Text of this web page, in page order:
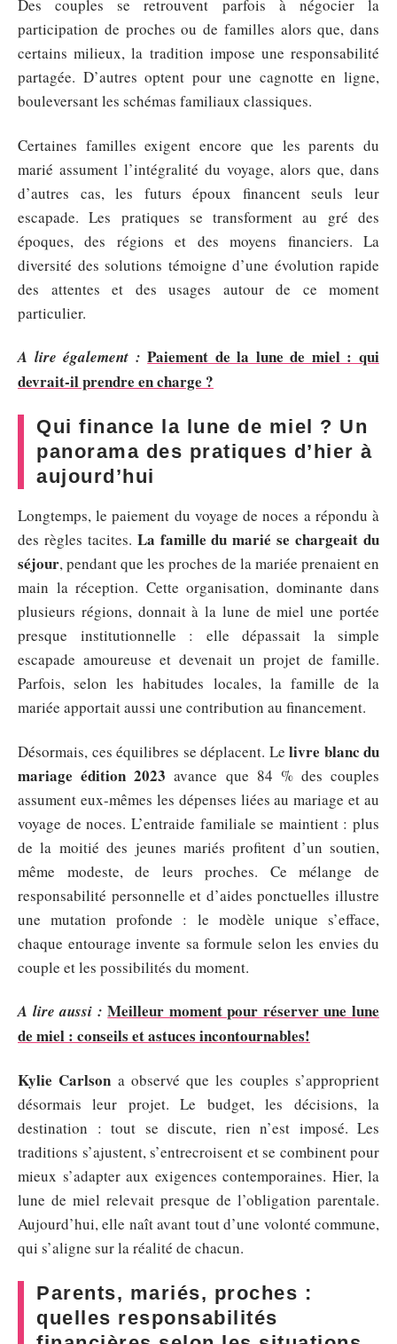
Des couples se retrouvent parfois à négocier la
participation de proches ou de familles alors que, dans
certains milieux, la tradition impose une responsabilité
partagée. D’autres optent pour une cagnotte en ligne,
bouleversant les schémas familiaux classiques.
Certaines familles exigent encore que les parents du
marié assument l’intégralité du voyage, alors que, dans
d’autres cas, les futurs époux financent seuls leur
escapade. Les pratiques se transforment au gré des
époques, des régions et des moyens financiers. La
diversité des solutions témoigne d’une évolution rapide
des attentes et des usages autour de ce moment
particulier.
A lire également : Paiement de la lune de miel : qui
devrait-il prendre en charge ?
Qui finance la lune de miel ? Un
panorama des pratiques d’hier à
aujourd’hui
Longtemps, le paiement du voyage de noces a répondu à
des règles tacites. La famille du marié se chargeait du
séjour, pendant que les proches de la mariée prenaient en
main la réception. Cette organisation, dominante dans
plusieurs régions, donnait à la lune de miel une portée
presque institutionnelle : elle dépassait la simple
escapade amoureuse et devenait un projet de famille.
Parfois, selon les habitudes locales, la famille de la
mariée apportait aussi une contribution au financement.
Désormais, ces équilibres se déplacent. Le livre blanc du
mariage édition 2023 avance que 84 % des couples
assument eux-mêmes les dépenses liées au mariage et au
voyage de noces. L’entraide familiale se maintient : plus
de la moitié des jeunes mariés profitent d’un soutien,
même modeste, de leurs proches. Ce mélange de
responsabilité personnelle et d’aides ponctuelles illustre
une mutation profonde : le modèle unique s’efface,
chaque entourage invente sa formule selon les envies du
couple et les possibilités du moment.
A lire aussi : Meilleur moment pour réserver une lune
de miel : conseils et astuces incontournables!
Kylie Carlson a observé que les couples s’approprient
désormais leur projet. Le budget, les décisions, la
destination : tout se discute, rien n’est imposé. Les
traditions s’ajustent, s’entrecroisent et se combinent pour
mieux s’adapter aux exigences contemporaines. Hier, la
lune de miel relevait presque de l’obligation parentale.
Aujourd’hui, elle naît avant tout d’une volonté commune,
qui s’aligne sur la réalité de chacun.
Parents, mariés, proches :
quelles responsabilités